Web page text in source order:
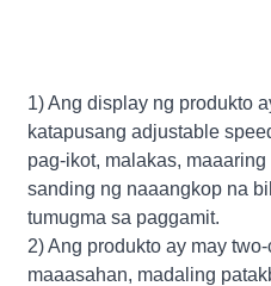
1) Ang display ng produkto
katapusang adjustable
pag-ikot, malakas,
sanding ng naaangkop na
tumugma sa paggamit.
2) Ang produkto ay may
maaasahan, madaling